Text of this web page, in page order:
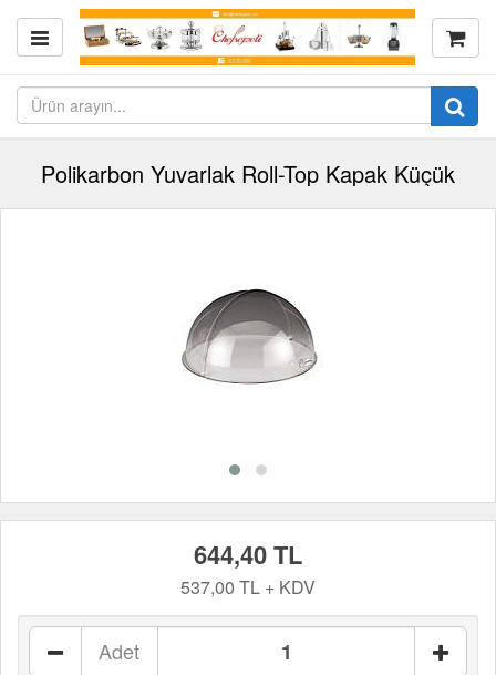
Polikarbon Yuvarlak Roll-Top Kapak Küçük
644,40 TL
537,00 TL + KDV
Adet